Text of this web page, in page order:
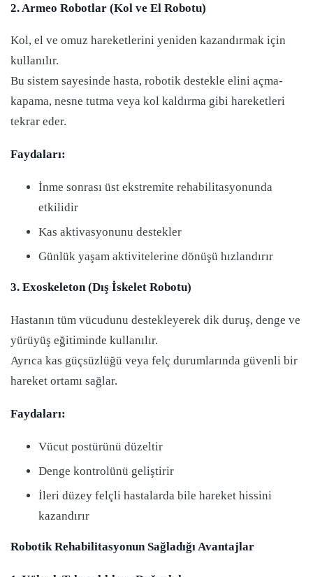
2. Armeo Robotlar (Kol ve El Robotu)
Kol, el ve omuz hareketlerini yeniden kazandırmak için
kullanılır.
Bu sistem sayesinde hasta, robotik destekle elini açma-
kapama, nesne tutma veya kol kaldırma gibi hareketleri
tekrar eder.
Faydaları:
İnme sonrası üst ekstremite rehabilitasyonunda
etkilidir
Kas aktivasyonunu destekler
Günlük yaşam aktivitelerine dönüşü hızlandırır
3. Exoskeleton (Dış İskelet Robotu)
Hastanın tüm vücudunu destekleyerek dik duruş, denge ve
yürüyüş eğitiminde kullanılır.
Ayrıca kas güçsüzlüğü veya felç durumlarında güvenli bir
hareket ortamı sağlar.
Faydaları:
Vücut postürünü düzeltir
Denge kontrolünü geliştirir
İleri düzey felçli hastalarda bile hareket hissini
kazandırır
Robotik Rehabilitasyonun Sağladığı Avantajlar